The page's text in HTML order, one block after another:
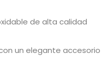
de alta calidad
un elegante accesorio